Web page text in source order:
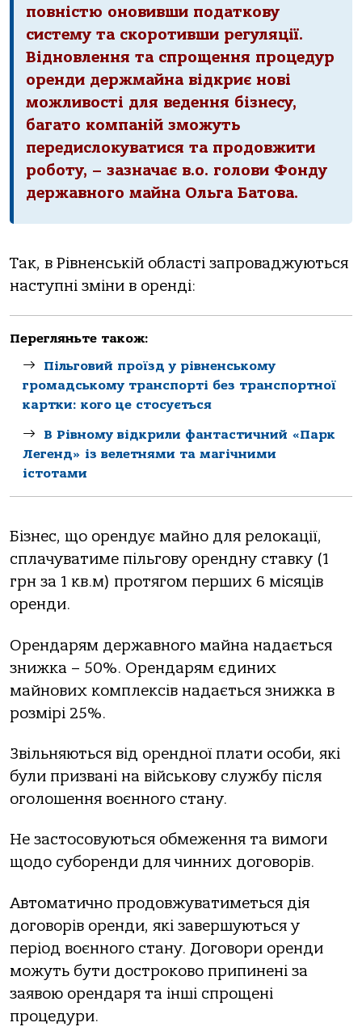
повністю оновивши податкову
систему та скоротивши регуляції.
Відновлення та спрощення процедур
оренди держмайна відкриє нові
можливості для ведення бізнесу,
багато компаній зможуть
передислокуватися та продовжити
роботу, – зазначає в.о. голови Фонду
державного майна Ольга Батова.
Так, в Рівненській області запроваджуються
наступні зміни в оренді:
Перегляньте також:
Пільговий проїзд у рівненському
громадському транспорті без транспортної
картки: кого це стосується
В Рівному відкрили фантастичний «Парк
Легенд» із велетнями та магічними
істотами
Бізнес, що орендує майно для релокації,
сплачуватиме пільгову орендну ставку (1
грн за 1 кв.м) протягом перших 6 місяців
оренди.
Орендарям державного майна надається
знижка – 50%. Орендарям єдиних
майнових комплексів надається знижка в
розмірі 25%.
Звільняються від орендної плати особи, які
були призвані на військову службу після
оголошення воєнного стану.
Не застосовуються обмеження та вимоги
щодо суборенди для чинних договорів.
Автоматично продовжуватиметься дія
договорів оренди, які завершуються у
період воєнного стану. Договори оренди
можуть бути достроково припинені за
заявою орендаря та інші спрощені
процедури.